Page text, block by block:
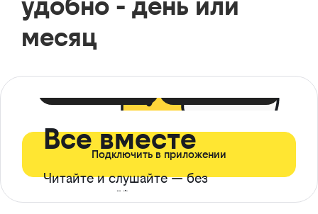
удобно - день или
месяц
Все вместе
Читайте и слушайте — без
ограничений*
Подключить в приложении